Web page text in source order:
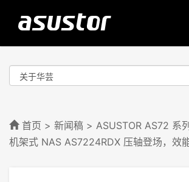
首页 > 新闻稿 > ASUSTOR AS72 系
机架式 NAS AS7224RDX 压轴登场，效